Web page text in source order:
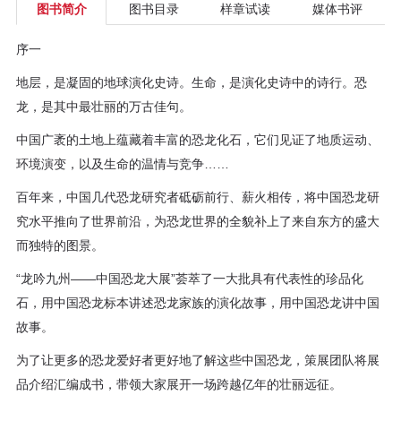
区
资
源
关
我
们
图书简介 图书目录 样章试读 媒体书评
序一
地层，是凝固的地球演化史诗。生命，是演化史诗中的诗行。恐
龙，是其中最壮丽的万古佳句。
中国广袤的土地上蕴藏着丰富的恐龙化石，它们见证了地质运动、
环境演变，以及生命的温情与竞争……
百年来，中国几代恐龙研究者砥砺前行、薪火相传，将中国恐龙研
究水平推向了世界前沿，为恐龙世界的全貌补上了来自东方的盛大
而独特的图景。
“龙吟九州——中国恐龙大展”荟萃了一大批具有代表性的珍品化
石，用中国恐龙标本讲述恐龙家族的演化故事，用中国恐龙讲中国
故事。
为了让更多的恐龙爱好者更好地了解这些中国恐龙，策展团队将展
品介绍汇编成书，带领大家展开一场跨越亿年的壮丽远征。